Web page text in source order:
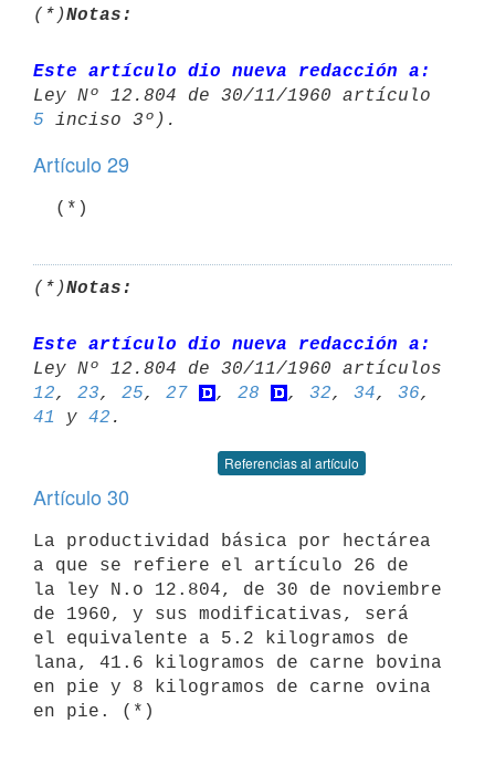
(*)Notas:
Este artículo dio nueva redacción a:
5
Artículo 29
  (*)
(*)Notas:
Este artículo dio nueva redacción a:
12, 23, 25, 27 , 28 , 32, 34, 36
41
y 42
Referencias al artículo
Artículo 30
La productividad básica por hectárea
a que se refiere el artículo 26 de
la ley N.o 12.804, de 30 de noviembre
de 1960, y sus modificativas, será
el equivalente a 5.2 kilogramos de
lana, 41.6 kilogramos de carne bovina
en pie y 8 kilogramos de carne ovina